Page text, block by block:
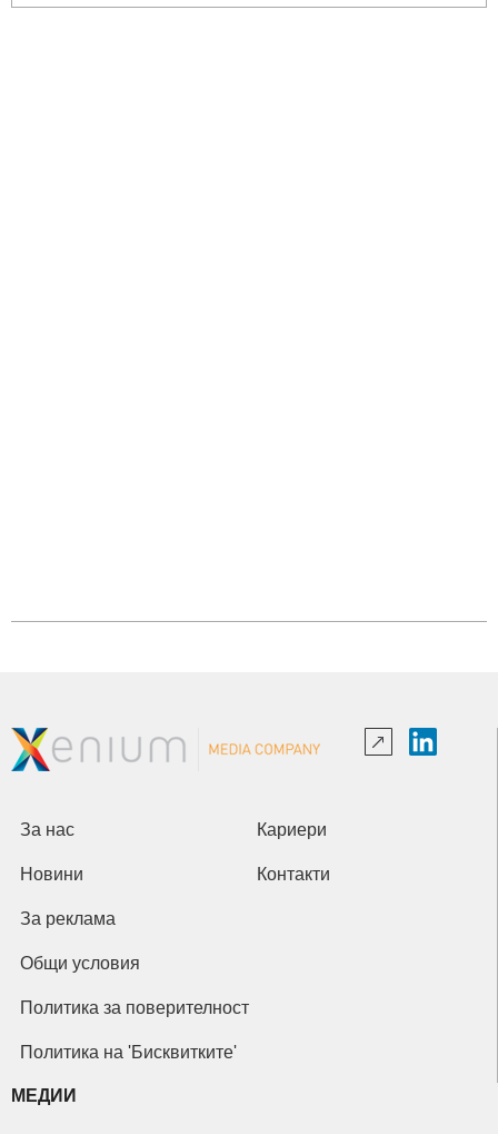
За нас Кариери
Новини Контакти
За реклама
Общи условия
Политика за поверителност
Политика на 'Бисквитките'
МЕДИИ